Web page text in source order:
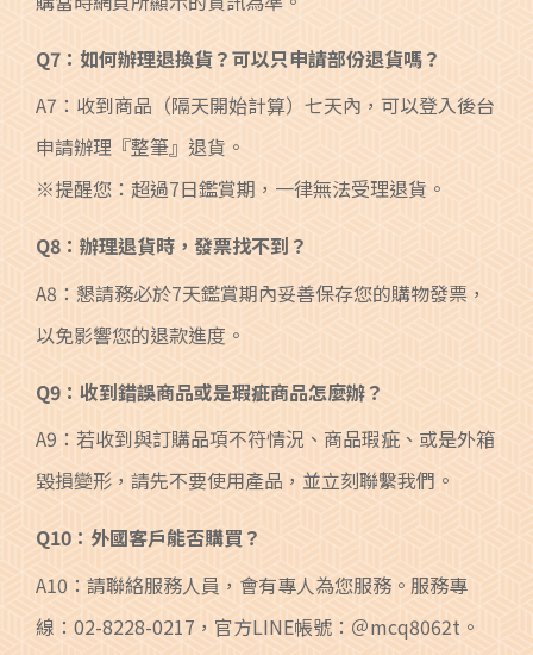
Q7：如何辦理退換貨？可以只申請部份退貨嗎？
A7：收到商品（隔天開始計算）七天內，可以登入後台
申請辦理『整筆』退貨。
※提醒您：超過7日鑑賞期，一律無法受理退貨。
Q8：辦理退貨時，發票找不到？
A8：懇請務必於7天鑑賞期內妥善保存您的購物發票，
以免影響您的退款進度。
Q9：收到錯誤商品或是瑕疵商品怎麼辦？
A9：若收到與訂購品項不符情況、商品瑕疵、或是外箱
毀損變形，請先不要使用產品，並立刻聯繫我們。
Q10：外國客戶能否購買？
A10：請聯絡服務人員，會有專人為您服務。服務專
線：02-8228-0217，官方LINE帳號：＠mcq8062t。